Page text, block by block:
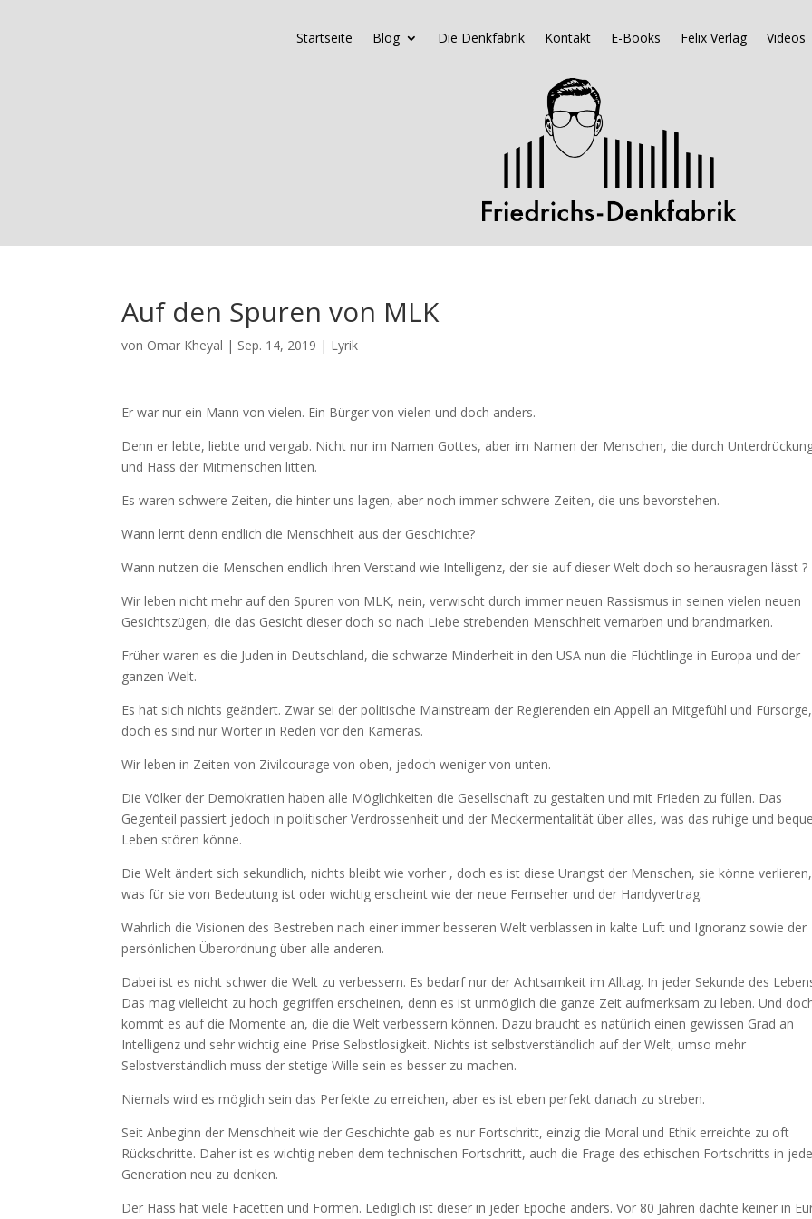
Startseite Blog Die Denkfabrik Kontakt E-Books Felix Verlag Videos
Auf den Spuren von MLK
von Omar Kheyal | Sep. 14, 2019 | Lyrik
Er war nur ein Mann von vielen. Ein Bürger von vielen und doch anders.
Denn er lebte, liebte und vergab. Nicht nur im Namen Gottes, aber im Namen der Menschen, die durch
und Hass der Mitmenschen litten.
Es waren schwere Zeiten, die hinter uns lagen, aber noch immer schwere Zeiten, die uns bevorstehen.
Wann lernt denn endlich die Menschheit aus der Geschichte?
Wann nutzen die Menschen endlich ihren Verstand wie Intelligenz, der sie auf dieser Welt doch so herausragen lässt ?
Wir leben nicht mehr auf den Spuren von MLK, nein, verwischt durch immer neuen Rassismus in seinen vielen neuen
Gesichtszügen, die das Gesicht dieser doch so nach Liebe strebenden Menschheit vernarben und brandmarken.
Früher waren es die Juden in Deutschland, die schwarze Minderheit in den USA nun die Flüchtlinge in Europa und der
ganzen Welt.
Es hat sich nichts geändert. Zwar sei der politische Mainstream der Regierenden ein Appell an Mitgefühl und Fürsorge,
doch es sind nur Wörter in Reden vor den Kameras.
Wir leben in Zeiten von Zivilcourage von oben, jedoch weniger von unten.
Die Völker der Demokratien haben alle Möglichkeiten die Gesellschaft zu gestalten und mit Frieden zu füllen. Das
Gegenteil passiert jedoch in politischer Verdrossenheit und der Meckermentalität über alles, was das ruhige und
Leben stören könne.
Die Welt ändert sich sekundlich, nichts bleibt wie vorher , doch es ist diese Urangst der Menschen, sie könne verlieren,
was für sie von Bedeutung ist oder wichtig erscheint wie der neue Fernseher und der Handyvertrag.
Wahrlich die Visionen des Bestreben nach einer immer besseren Welt verblassen in kalte Luft und Ignoranz sowie der
persönlichen Überordnung über alle anderen.
Dabei ist es nicht schwer die Welt zu verbessern. Es bedarf nur der Achtsamkeit im Alltag. In jeder Sekunde des
Das mag vielleicht zu hoch gegriffen erscheinen, denn es ist unmöglich die ganze Zeit aufmerksam zu leben. Und
kommt es auf die Momente an, die die Welt verbessern können. Dazu braucht es natürlich einen gewissen Grad an
Intelligenz und sehr wichtig eine Prise Selbstlosigkeit. Nichts ist selbstverständlich auf der Welt, umso mehr
Selbstverständlich muss der stetige Wille sein es besser zu machen.
Niemals wird es möglich sein das Perfekte zu erreichen, aber es ist eben perfekt danach zu streben.
Seit Anbeginn der Menschheit wie der Geschichte gab es nur Fortschritt, einzig die Moral und Ethik erreichte zu oft
Rückschritte. Daher ist es wichtig neben dem technischen Fortschritt, auch die Frage des ethischen Fortschritts in
Generation neu zu denken.
Der Hass hat viele Facetten und Formen. Lediglich ist dieser in jeder Epoche anders. Vor 80 Jahren dachte keiner in